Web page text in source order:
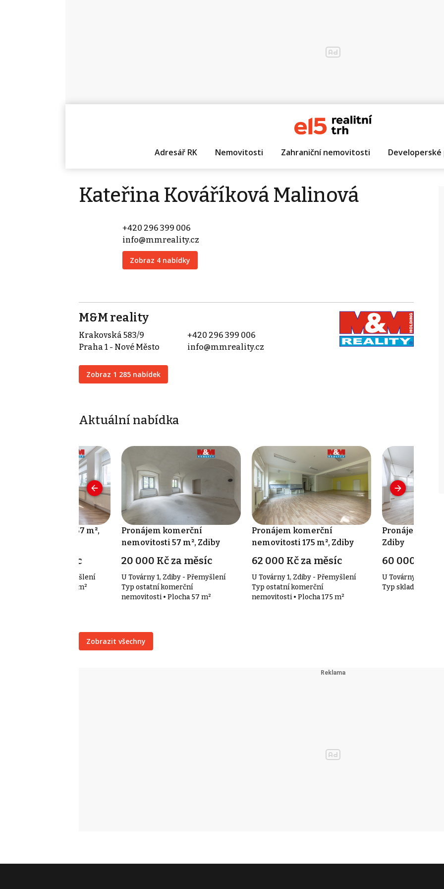
Adresář RK Nemovitosti Zahraniční nemovitosti
Kateřina Kováříková Malinová
+420 296 399 006
info@mmreality.cz
Zobraz 4 nabídky
M&M reality
Krakovská 583/9
Praha 1 - Nové Město
Zobraz 1 285 nabídek
+420 296 399 006
info@mmreality.cz
Aktuální nabídka
kanceláře 57 m²,
000 Kč za měsíc
1, Zdiby - Přemyšlení
kanceláře • Plocha 57 m²
Pronájem komerční
nemovitosti 57 m², Zdiby
20 000 Kč za měsíc
U Továrny 1, Zdiby - Přemyšlení
Typ ostatní komerční
nemovitosti • Plocha 57 m²
Pronájem komerční
nemovitosti 175 m², Zdiby
62 000 Kč za měsíc
U Továrny 1, Zdiby - Přemyšlení
Typ ostatní komerční
nemovitosti • Plocha 175 m²
Pronájem
Zdiby
60 000 Kč za
U Továrny 1, Zdiby
Typ sklady •
Zobrazit všechny